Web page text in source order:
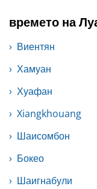
времето на
Виентян
Хамуан
Хуафан
Xiangkhouang
Шаисомбон
Бокео
Шаигнабули